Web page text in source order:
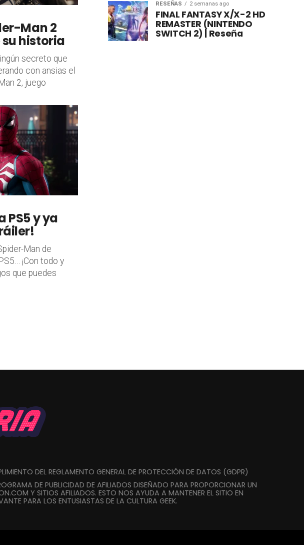
Man 2
historia
secreto que
con ansias el
2, juego
PS5 y ya
Man de
¡Con todo y
que puedes
RESEÑAS 2 semanas ago
FINAL FANTASY X/X-2 HD
REMASTER (NINTENDO
SWITCH 2) | Reseña
DEL REGLAMENTO GENERAL DE PROTECCIÓN DE DATOS (GDPR)
DE PUBLICIDAD DE AFILIADOS DISEÑADO PARA PROPORCIONAR UN
Y SITIOS AFILIADOS. ESTO NOS AYUDA A MANTENER EL SITIO EN
PARA LOS ENTUSIASTAS DE LA CULTURA GEEK.